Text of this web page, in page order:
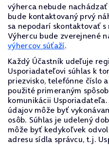
výherca nebude
bude kontaktovaný prvý
sa nepodarí skontaktovať
Výhercu bude zverejnené
výhercov súťaží.
Každý Účastník udeľuje
Usporiadateľovi súhlas k
priezvisko, telefónne číslo
použité primeraným
komunikácii
údajov môže byť
osôb. Súhlas je udelený
môže byť kedykoľvek
adresu sídla správcu, t.j.